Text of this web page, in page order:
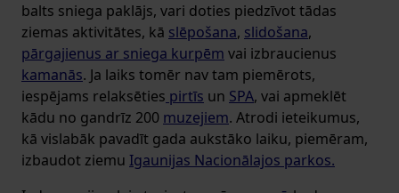
balts sniega paklājs, vari doties piedzīvot tādas
ziemas aktivitātes, kā slēpošana, slidošana,
pārgajienus ar sniega kurpēm vai izbraucienus
kamanās. Ja laiks tomēr nav tam piemērots,
iespējams relaksēties pirtīs un SPA, vai apmeklēt
kādu no gandrīz 200 muzejiem. Atrodi ieteikumus,
kā vislabāk pavadīt gada aukstāko laiku, piemēram,
izbaudot ziemu Igaunijas Nacionālajos parkos.